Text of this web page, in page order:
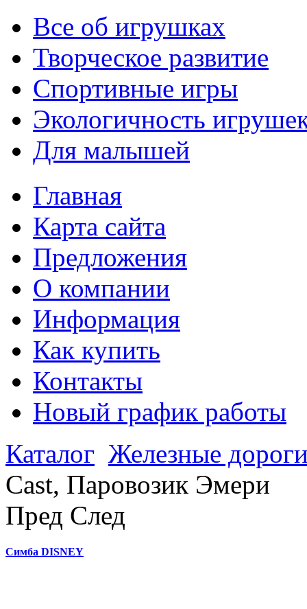
Все об игрушках
Творческое развитие
Спортивные игры
Экологичность
Для малышей
Главная
Карта сайта
Предложения
О компании
Информация
Как купить
Контакты
Новый график работы
Каталог Железные
Cast, Паровозик Эмери
Пред След
Симба DISNEY